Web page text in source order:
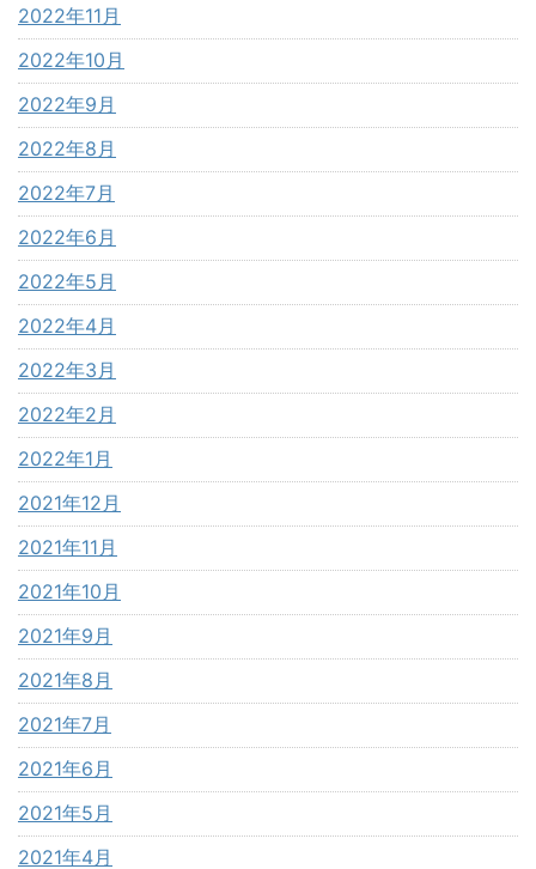
2022年11月
2022年10月
2022年9月
2022年8月
2022年7月
2022年6月
2022年5月
2022年4月
2022年3月
2022年2月
2022年1月
2021年12月
2021年11月
2021年10月
2021年9月
2021年8月
2021年7月
2021年6月
2021年5月
2021年4月